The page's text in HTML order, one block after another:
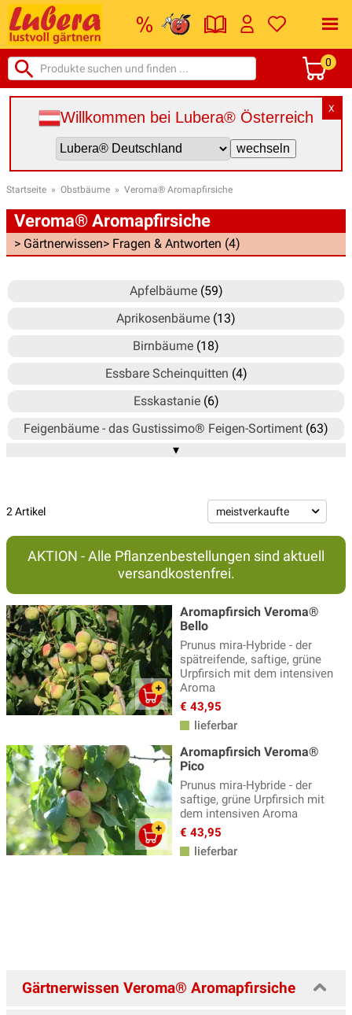
0
X
Willkommen bei Lubera® Österreich
Startseite » Obstbäume » Veroma® Aromapfirsiche
Veroma® Aromapfirsiche
> Gärtnerwissen> Fragen & Antworten (4)
Apfelbäume(59)
Aprikosenbäume (13)
Birnbäume (18)
Essbare Scheinquitten (4)
Esskastanie(6)
Feigenbäume - das Gustissimo® Feigen-Sortiment (63)
Feijoa
Japanische Wollmispel(1)
Jujube - Chinesische Dattelbäume(11)
Kakibäume(14)
Kirschbäume(16)
Kiwibaum(18)
Kornelkirsche(6)
Maulbeerbäume(14)
Mispel(10)
Nektarinenbäume(7)
Nussbaum(26)
Passionsfrucht(7)
PawPaw Indianerbananen(9)
Pfirsichbäume(17)
Sanddorn (9)
▾
2 Artikel
AKTION - Alle Pflanzenbestellungen sind aktuell
versandkostenfrei.
Aromapfirsich Veroma®
Bello
Prunus mira-Hybride - der
spätreifende, saftige, grüne
Urpfirsich mit dem intensiven
Aroma
€ 43,95
lieferbar
Aromapfirsich Veroma®
Pico
Prunus mira-Hybride - der
saftige, grüne Urpfirsich mit
dem intensiven Aroma
€ 43,95
lieferbar
Gärtnerwissen Veroma® Aromapfirsiche